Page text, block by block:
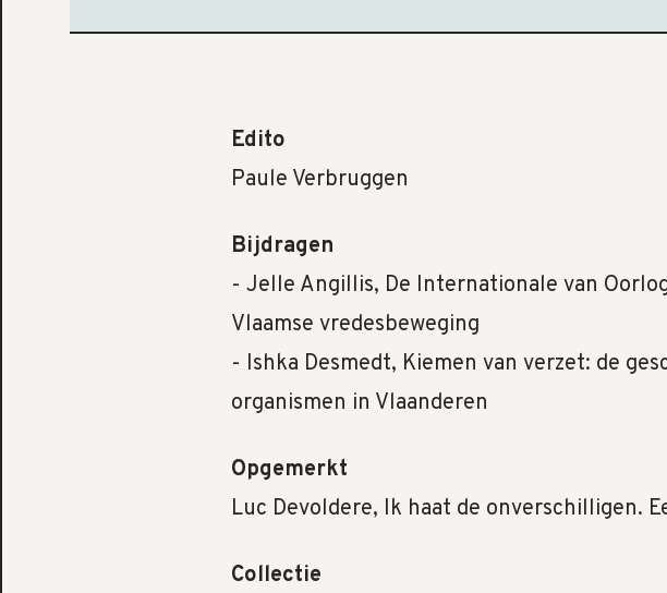
Edito
Paule Verbruggen
Bijdragen
- Jelle Angillis, De Internationale van
Vlaamse vredesbeweging
- Ishka Desmedt, Kiemen van verzet: de
organismen in Vlaanderen
Opgemerkt
Luc Devoldere, Ik haat de onverschilligen.
Collectie